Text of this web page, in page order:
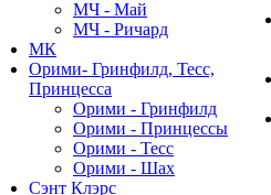
МЧ - Май
МЧ - Ричард
МК
Орими- Гринфилд, Тесс,
Принцесса
Орими - Гринфилд
Орими - Принцессы
Орими - Тесс
Орими - Шах
Сэнт Клэрс